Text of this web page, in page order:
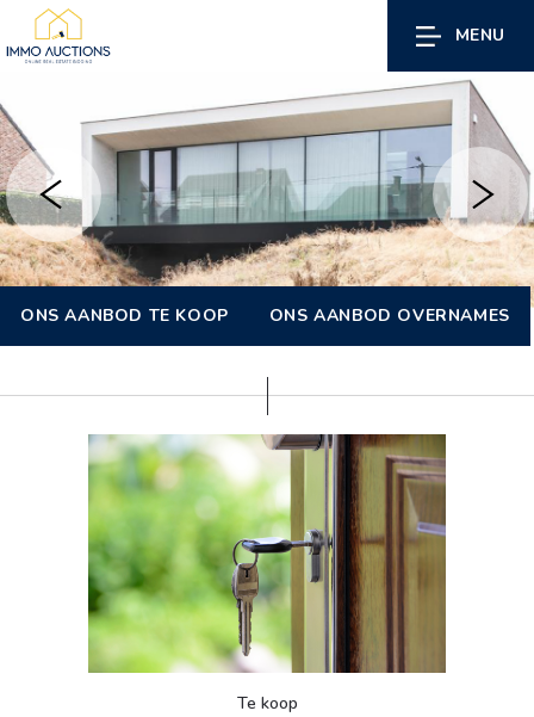
MENU
ONS AANBOD TE KOOP ONS AANBOD OVERNAMES
Te koop